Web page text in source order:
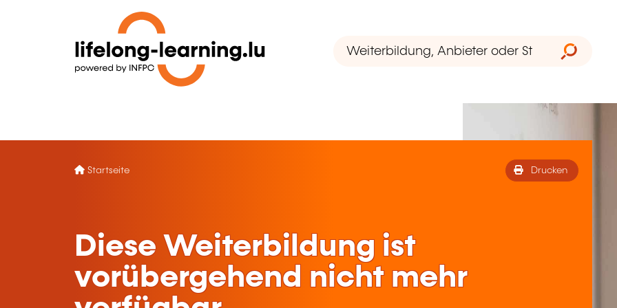
Startseite Drucken
Diese Weiterbildung ist
vorübergehend nicht mehr